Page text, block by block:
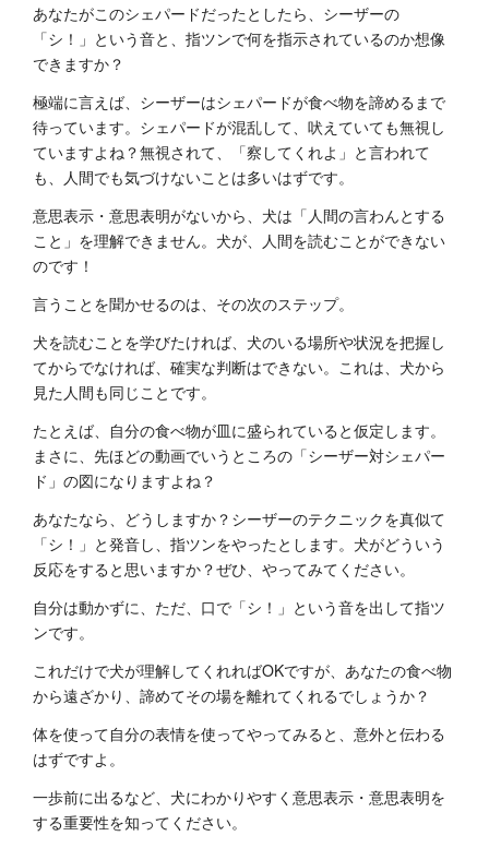
あなたがこのシェパードだったとしたら、シーザーの
「シ！」という音と、指ツンで何を指示されているのか想像
できますか？
極端に言えば、シーザーはシェパードが食べ物を諦めるまで
待っています。シェパードが混乱して、吠えていても無視し
ていますよね？無視されて、「察してくれよ」と言われて
も、人間でも気づけないことは多いはずです。
意思表示・意思表明がないから、犬は「人間の言わんとする
こと」を理解できません。犬が、人間を読むことができない
のです！
言うことを聞かせるのは、その次のステップ。
犬を読むことを学びたければ、犬のいる場所や状況を把握し
てからでなければ、確実な判断はできない。これは、犬から
見た人間も同じことです。
たとえば、自分の食べ物が皿に盛られていると仮定します。
まさに、先ほどの動画でいうところの「シーザー対シェパー
ド」の図になりますよね？
あなたなら、どうしますか？シーザーのテクニックを真似て
「シ！」と発音し、指ツンをやったとします。犬がどういう
反応をすると思いますか？ぜひ、やってみてください。
自分は動かずに、ただ、口で「シ！」という音を出して指ツ
ンです。
これだけで犬が理解してくれればOKですが、あなたの食べ物
から遠ざかり、諦めてその場を離れてくれるでしょうか？
体を使って自分の表情を使ってやってみると、意外と伝わる
はずですよ。
一歩前に出るなど、犬にわかりやすく意思表示・意思表明を
する重要性を知ってください。